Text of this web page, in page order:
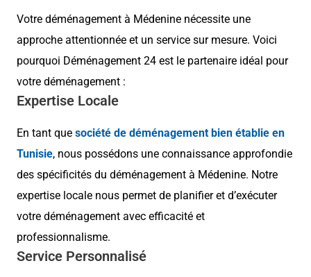
Votre déménagement à Médenine nécessite une
approche attentionnée et un service sur mesure. Voici
pourquoi Déménagement 24 est le partenaire idéal pour
votre déménagement :
Expertise Locale
En tant que société de déménagement bien établie en
Tunisie, nous possédons une connaissance approfondie
des spécificités du déménagement à Médenine. Notre
expertise locale nous permet de planifier et d’exécuter
votre déménagement avec efficacité et
professionnalisme.
Service Personnalisé